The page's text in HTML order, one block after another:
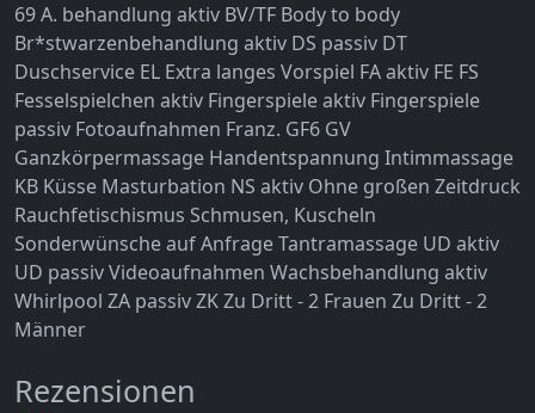
69A. behandlung aktiv BV/TF Body to body
Br*stwarzenbehandlung aktiv DS passiv DT
Duschservice EL Extra langes Vorspiel FA aktiv FE FS
Fesselspielchen aktiv Fingerspiele aktiv Fingerspiele
passiv Fotoaufnahmen Franz. GF6 GV
Ganzkörpermassage Handentspannung Intimmassage
KB Küsse Masturbation NS aktiv Ohne großen Zeitdruck
Rauchfetischismus Schmusen, Kuscheln
Sonderwünsche auf AnfrageTantramassage UD aktiv
UD passivVideoaufnahmen Wachsbehandlung aktiv
Whirlpool ZA passivZKZu Dritt - 2 Frauen Zu Dritt - 2
Männer
Rezensionen